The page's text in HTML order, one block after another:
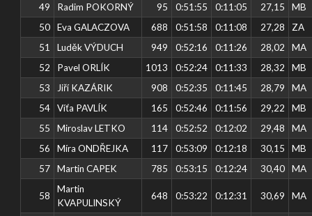
49 Radim POKORNÝ 95 0:51:55 0:11:05 27,15
MB
50
Eva GALACZOVA 688 0:51:58 0:11:08 27,28
ZA
51
Luděk VÝDUCH 949 0:52:16 0:11:26 28,02
MA
52
Pavel ORLÍK 1013 0:52:24 0:11:33 28,32
MB
53
Jiří KAZÁRIK 908 0:52:35 0:11:45 28,79
MA
54
Víťa PAVLÍK 165 0:52:46 0:11:56 29,22
MB
55
Miroslav LETKO 114 0:52:52 0:12:02 29,48
MA
56
Míra ONDŘEJKA 117 0:53:09 0:12:18 30,15
MB
57
Martin CAPEK 785 0:53:15 0:12:24 30,40 MA
58
Martin
KVAPULINSKÝ
648 0:53:22 0:12:31 30,69 MA